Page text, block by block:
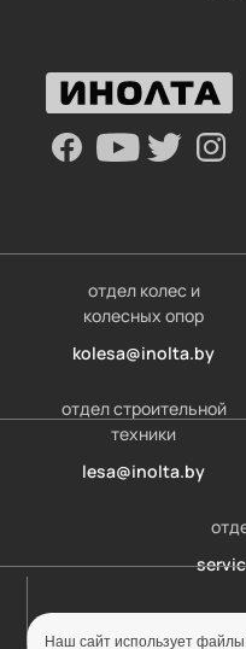
отдел колес и
колесных опор
kolesa@inolta.by
отдел строительной
техники
lesa@inolta.by
Наш сайт использует